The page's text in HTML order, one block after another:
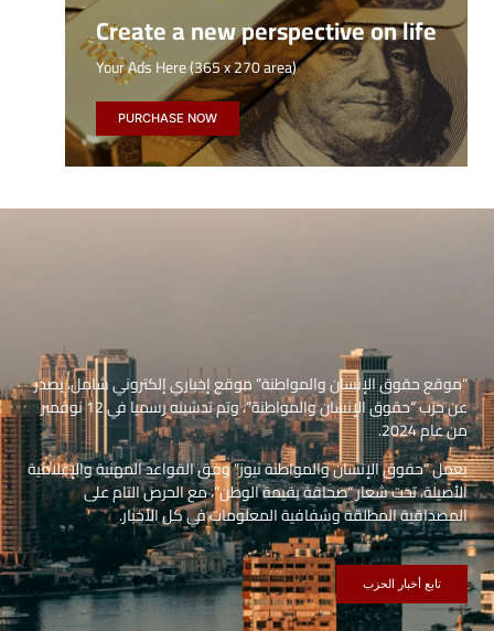
Create a new perspective on life
Your Ads Here (365 x 270 area)
PURCHASE NOW
“موقع حقوق الإنسان والمواطنة” موقع إخباري إلكتروني شامل، يصدر
عن حزب “حقوق الإنسان والمواطنة”، وتم تدشينه رسميا في 12 نوفمبر
من عام 2024.
يعمل “حقوق الإنسان والمواطنة نيوز” وفق القواعد المهنية والإعلامية
الأصيلة، تحت شعار “صحافة بقيمة الوطن”، مع الحرص التام على
المصداقية المطلقة وشفافية المعلومات في كل الأخبار.
تابع أخبار الحزب